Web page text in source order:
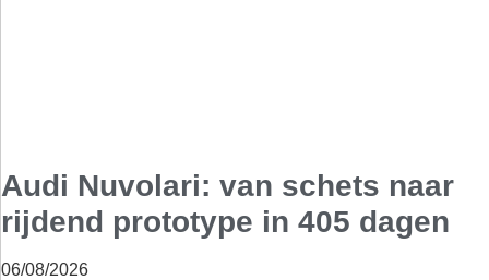
Audi Nuvolari: van schets naar
rijdend prototype in 405 dagen
06/08/2026